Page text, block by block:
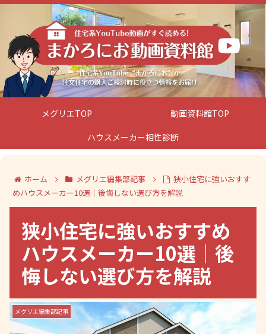
メグリエTOP
動画資料館TOP
ハウスメーカー相性診断
ホーム メグリエ編集部記事
狭小住宅に強いおすす
めハウスメーカー10選｜後悔しない選び方を解説
狭小住宅に強いおすすめ
ハウスメーカー10選｜後
悔しない選び方を解説
メグリエ編集部記事